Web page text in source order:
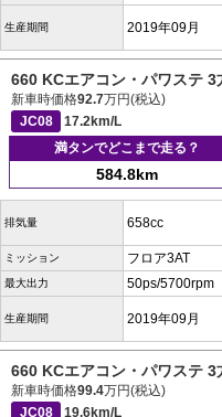
生産期間 2019年09月
660 KCエアコン・パワステ 3
新車時価格92.7万円(税込)
JC08
17.2km/L
満タンでどこまで走る？
584.8km
排気量 658cc
ミッション フロア3AT
最大出力 50ps/5700rpm
生産期間 2019年09月
660 KCエアコン・パワステ 3
新車時価格99.4万円(税込)
JC08
19.6km/L